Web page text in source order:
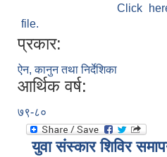
Click
file.
प्रकार:
ऐन, कानुन तथा निर्देशिका
आर्थिक वर्ष:
७९-८०
युवा संस्कार शिविर